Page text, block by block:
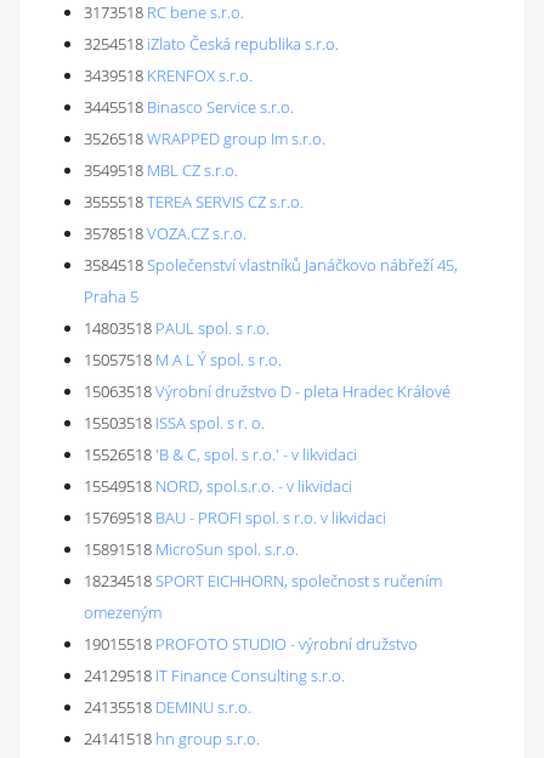
3173518 RC bene s.r.o.
3254518 iZlato Česká republika s.r.o.
3439518 KRENFOX s.r.o.
3445518 Binasco Service s.r.o.
3526518WRAPPED group Im s.r.o.
3549518 MBL CZ s.r.o.
3555518TEREA SERVIS CZ s.r.o.
3578518VOZA.CZ s.r.o.
3584518Společenství vlastníků Janáčkovo nábřeží 45,
Praha 5
14803518 PAUL spol. s r.o.
15057518 M A L Ý spol. s r.o.
15063518Výrobní družstvo D - pleta Hradec Králové
15503518 ISSA spol. s r. o.
15526518'B & C, spol. s r.o.' - v likvidaci
15549518 NORD, spol.s.r.o. - v likvidaci
15769518 BAU - PROFI spol. s r.o. v likvidaci
15891518 MicroSun spol. s.r.o.
18234518SPORT EICHHORN, společnost s ručením
omezeným
19015518 PROFOTO STUDIO - výrobní družstvo
24129518 IT Finance Consulting s.r.o.
24135518 DEMINU s.r.o.
24141518 hn group s.r.o.